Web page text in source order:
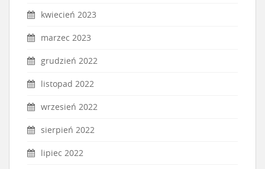
kwiecień 2023
marzec 2023
grudzień 2022
listopad 2022
wrzesień 2022
sierpień 2022
lipiec 2022